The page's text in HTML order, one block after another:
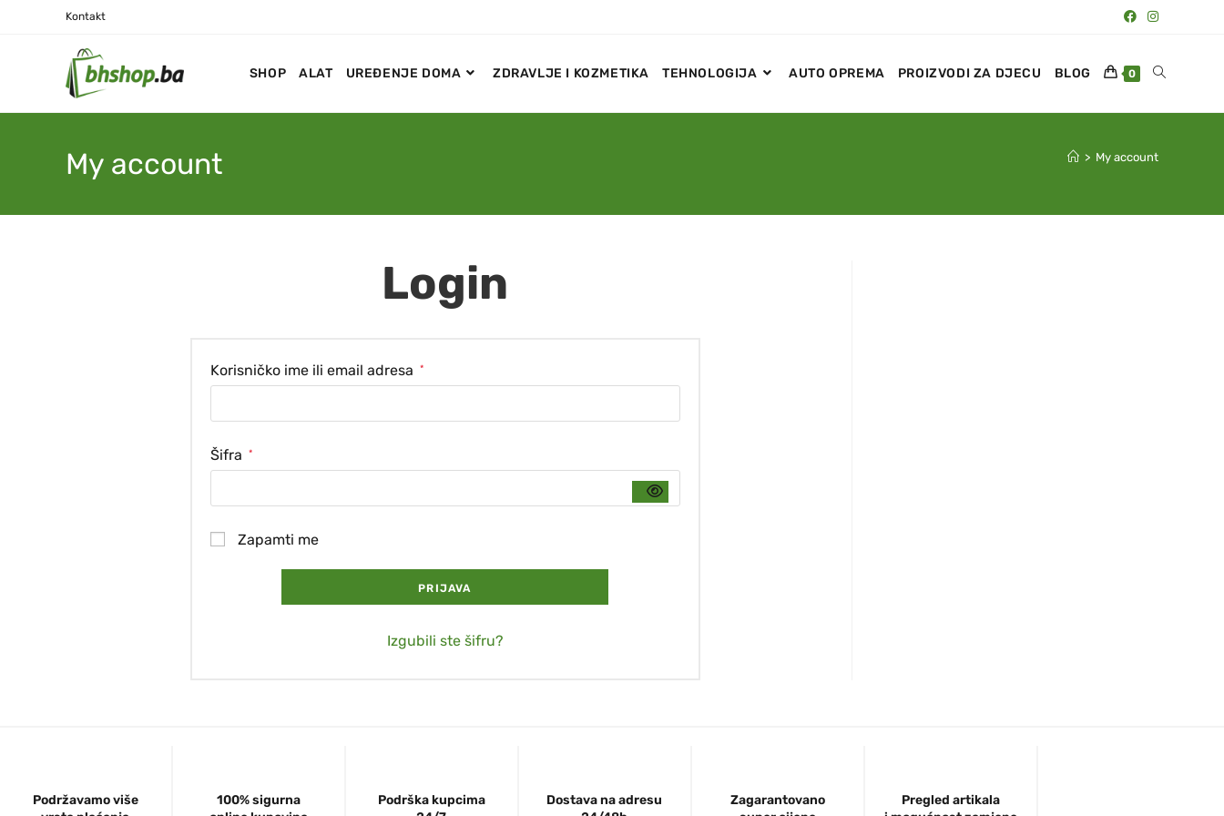
Kontakt
SHOP ALAT UREĐENJE DOMA ZDRAVLJE I KOZMETIKA TEHNOLOGIJA AUTO OPREMA PROIZVODI ZA DJECU BLOG 0
My account > My account
Login
Korisničko ime ili email adresa *
Šifra *
Zapamti me
PRIJAVA
Izgubili ste šifru?
Podržavamo više
100% sigurna
Podrška kupcima
Dostava na adresu
Zagarantovano
Pregled artikala